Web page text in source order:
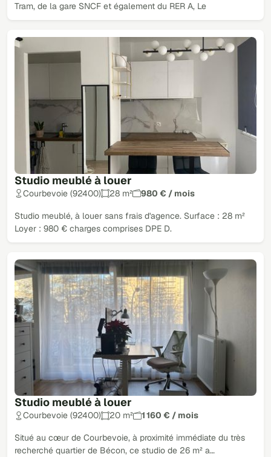
Tram, de la gare SNCF et également du RER A, Le
Studio meublé à louer
Courbevoie (92400) 28 m² 980 € / mois
Studio meublé, à louer sans frais d'agence. Surface : 28 m²
Loyer : 980 € charges comprises DPE D.
Studio meublé à louer
Courbevoie (92400) 20 m² 1 160 € / mois
Situé au cœur de Courbevoie, à proximité immédiate du très
recherché quartier de Bécon, ce studio de 26 m² a…